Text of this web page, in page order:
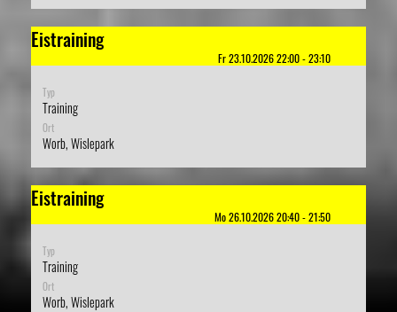
Eistraining
Fr 23.10.2026 22:00 - 23:10
Typ
Training
Ort
Worb, Wislepark
Eistraining
Mo 26.10.2026 20:40 - 21:50
Typ
Training
Ort
Worb, Wislepark